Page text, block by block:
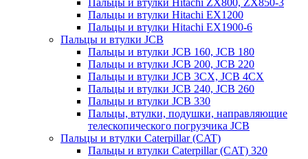
Пальцы и втулки Hitachi EX1200
Пальцы и втулки Hitachi EX1900-6
Пальцы и втулки JCB
Пальцы и втулки JCB 160, JCB 180
Пальцы и втулки JCB 200, JCB 220
Пальцы и втулки JCB 3CX, JCB 4CX
Пальцы и втулки JCB 240, JCB 260
Пальцы и втулки JCB 330
Пальцы, втулки, подушки, направляющие
телескопического погрузчика JCB
Пальцы и втулки Caterpillar (CAT)
Пальцы и втулки Caterpillar (CAT) 320